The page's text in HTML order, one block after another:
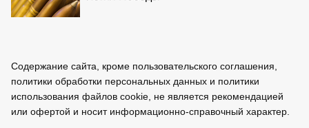
Содержание сайта, кроме пользовательского соглашения,
политики обработки персональных данных и политики
использования файлов cookie, не является рекомендацией
или офертой и носит информационно-справочный характер.